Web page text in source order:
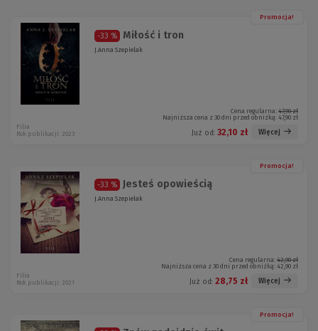
Promocja!
-33 % Miłość i tron
J.Anna Szepielak
Cena regularna: 47,90 zł
Najniższa cena z 30 dni przed obniżką: 47,90 zł
Już od: 32,10 zł Więcej
Filia
Rok publikacji: 2023
Promocja!
-33 % Jesteś opowieścią
J.Anna Szepielak
Cena regularna: 42,90 zł
Najniższa cena z 30 dni przed obniżką: 42,90 zł
Już od: 28,75 zł Więcej
Filia
Rok publikacji: 2021
Promocja!